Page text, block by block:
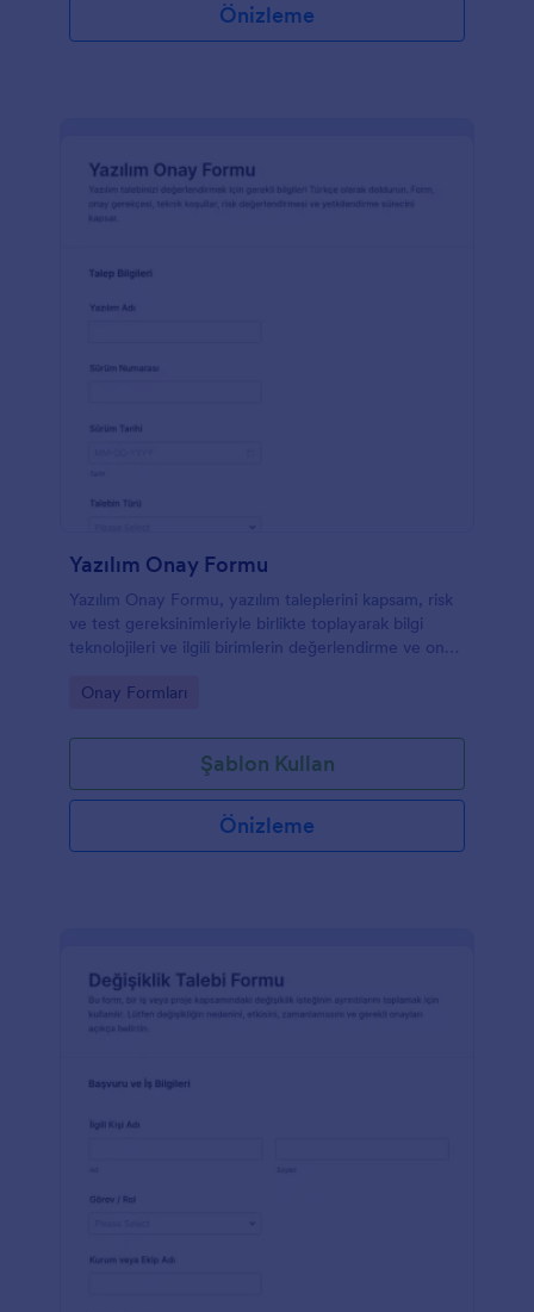
Önizleme
Yazılım Onay Formu
Yazılım Onay Formu, yazılım taleplerini kapsam, risk
ve test gereksinimleriyle birlikte toplayarak bilgi
teknolojileri ve ilgili birimlerin değerlendirme ve onay
Go to Category:
Onay Formları
Şablon Kullan
Önizleme